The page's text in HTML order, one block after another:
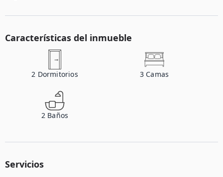
Características del inmueble
2 Dormitorios 3 Camas
2 Baños
Servicios